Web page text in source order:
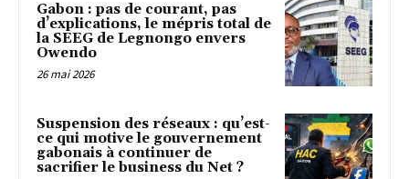
Gabon : pas de courant, pas
d’explications, le mépris total de
la SEEG de Legnongo envers
Owendo
26 mai 2026
Suspension des réseaux : qu’est-
ce qui motive le gouvernement
gabonais à continuer de
sacrifier le business du Net ?